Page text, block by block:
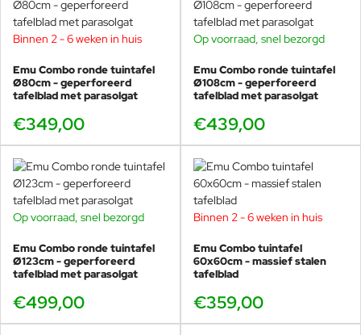
Combo tuintafel geschikt is voor jarenlang buitenplezier.
Gepoedercoat staal met hoogwaardige
Bestand tegen regen, zon en
temperatuurschommelingen
Onderhoudsvriendelijk en kleurvast
Geschikt voor intensief gebruik in de horeca
Meubilair met oog voor detail, gemaakt door echte
vakmensen. De Emu Combo tuintafels zijn
ontworpen om dagelijks gebruikt te worden, zonder
concessies te doen aan uitstraling of kwaliteit.
Onderdeel van de veelzijdige Emu Combo
Binnen 2 - 6 weken in huis
Emu Combo ronde tuintafel
Ø80cm - geperforeerd
tafelblad met parasolgat
€349,00
Op voorraad, snel bezorgd
Emu Combo ronde tuintafel
Ø108cm - geperforeerd
tafelblad met parasolgat
€439,00
Op voorraad, snel bezorgd
Emu Combo ronde tuintafel
Ø123cm - geperforeerd
tafelblad met parasolgat
€499,00
Binnen 2 - 6 weken in huis
Emu Combo tuintafel
60x60cm - massief stalen
tafelblad
€359,00